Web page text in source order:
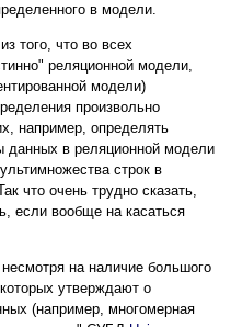
в модели.
того, что во всех
реляционной модели,
модели)
произвольно
например, определять
данных в реляционной модели
строк в
что очень трудно сказать,
если вообще на касаться
на наличие большого
утверждают о
(например, многомерная